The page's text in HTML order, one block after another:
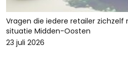
Vragen die iedere retailer
situatie Midden-Oosten
23 juli 2026